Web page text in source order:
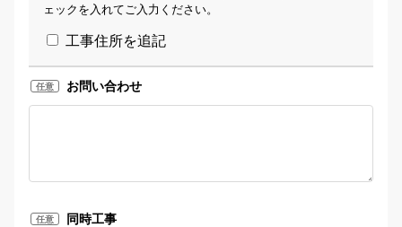
ェックを入れてご入力ください。
工事住所を追記
任意 お問い合わせ
任意 同時工事